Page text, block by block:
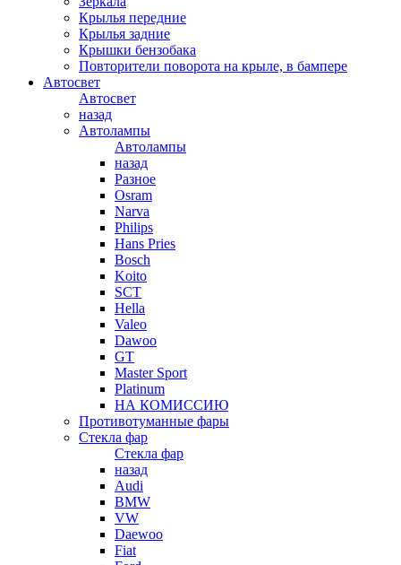
Крылья передние
Крылья задние
Крышки бензобака
Повторители поворота на крыле, в бампере
Автосвет
Автосвет
назад
Автолампы
Автолампы
назад
Разное
Osram
Narva
Philips
Hans Pries
Bosch
Koito
SCT
Hella
Valeo
Dawoo
GT
Master Sport
Platinum
НА КОМИССИЮ
Противотуманные фары
Стекла фар
Стекла фар
назад
Audi
BMW
VW
Daewoo
Fiat